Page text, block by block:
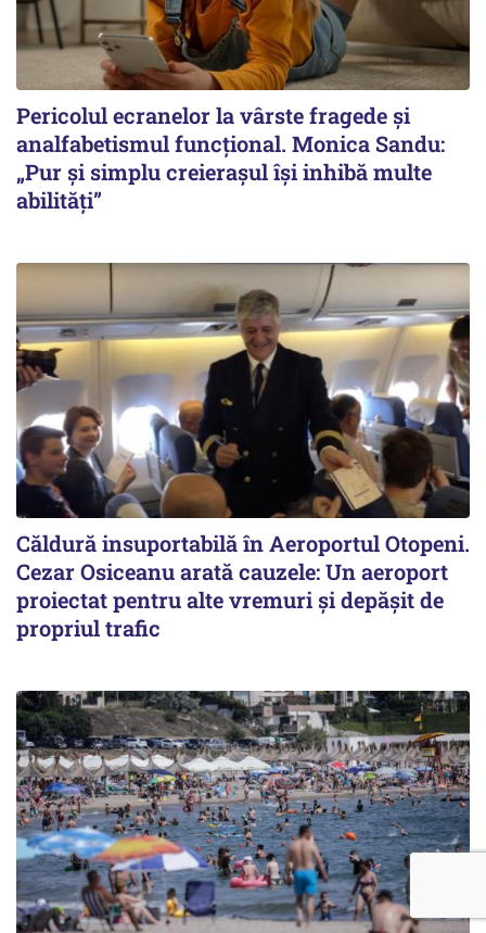
Pericolul ecranelor la vârste fragede și
analfabetismul funcțional. Monica Sandu:
„Pur și simplu creierașul își inhibă multe
abilități”
Căldură insuportabilă în Aeroportul Otopeni.
Cezar Osiceanu arată cauzele: Un aeroport
proiectat pentru alte vremuri și depășit de
propriul trafic